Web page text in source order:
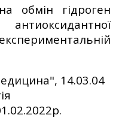
обмін гідроген
14.03.04